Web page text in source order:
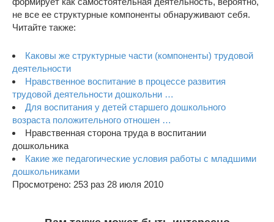
не все ее структурные компоненты обнаруживают себя.
Читайте также:
Каковы же структурные части (компоненты) трудовой
деятельности
Нравственное воспитание в процессе развития
трудовой деятельности дошкольни …
Для воспитания у детей старшего дошкольного
возраста положительного отношен …
Нравственная сторона труда в воспитании
дошкольника
Какие же педагогические условия работы с младшими
дошкольниками
Просмотрено: 253 раз 28 июля 2010